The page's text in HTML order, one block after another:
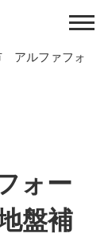
アルファフォ
ォー
盤補